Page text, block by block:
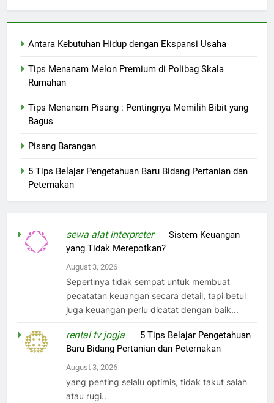
Antara Kebutuhan Hidup dengan Ekspansi Usaha
Tips Menanam Melon Premium di Polibag Skala
Rumahan
Tips Menanam Pisang : Pentingnya Memilih Bibit yang
Bagus
Pisang Barangan
5 Tips Belajar Pengetahuan Baru Bidang Pertanian dan
Peternakan
sewa alat interpreteronSistem Keuangan
yang Tidak Merepotkan?
August 3, 2026
Sepertinya tidak sempat untuk membuat
pecatatan keuangan secara detail, tapi betul
juga keuangan perlu dicatat dengan baik...
rental tv jogja
5 Tips Belajar Pengetahuan
Baru Bidang Pertanian dan Peternakan
August 3, 2026
yang penting selalu optimis, tidak takut salah
atau rugi..